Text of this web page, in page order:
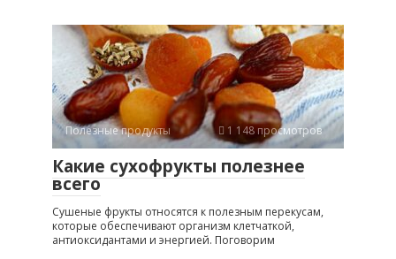
Полезные продукты 1 148 просмотров
Какие сухофрукты полезнее
всего
Сушеные фрукты относятся к полезным перекусам,
которые обеспечивают организм клетчаткой,
антиоксидантами и энергией. Поговорим